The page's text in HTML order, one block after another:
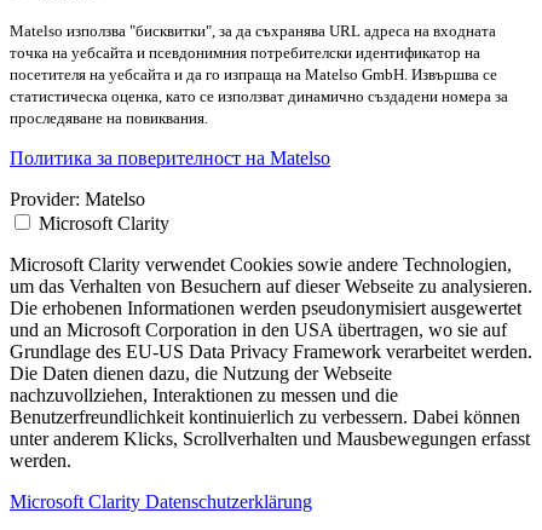
Matelso използва "бисквитки", за да съхранява URL адреса на входната
точка на уебсайта и псевдонимния потребителски идентификатор на
посетителя на уебсайта и да го изпраща на Matelso GmbH. Извършва се
статистическа оценка, като се използват динамично създадени номера за
проследяване на повиквания.
Политика за поверителност на Matelso
Provider: Matelso
Microsoft Clarity
Microsoft Clarity verwendet Cookies sowie andere Technologien,
um das Verhalten von Besuchern auf dieser Webseite zu analysieren.
Die erhobenen Informationen werden pseudonymisiert ausgewertet
und an Microsoft Corporation in den USA übertragen, wo sie auf
Grundlage des EU-US Data Privacy Framework verarbeitet werden.
Die Daten dienen dazu, die Nutzung der Webseite
nachzuvollziehen, Interaktionen zu messen und die
Benutzerfreundlichkeit kontinuierlich zu verbessern. Dabei können
unter anderem Klicks, Scrollverhalten und Mausbewegungen erfasst
werden.
Microsoft Clarity Datenschutzerklärung